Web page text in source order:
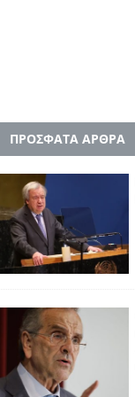
ΠΡΟΣΦΑΤΑ ΑΡΘΡΑ